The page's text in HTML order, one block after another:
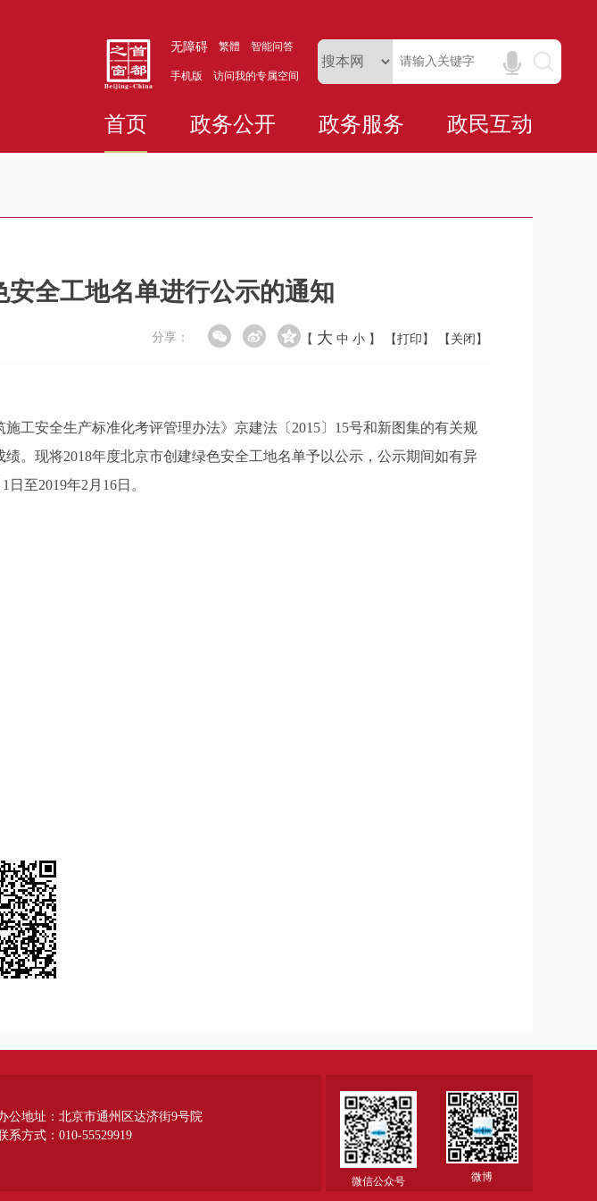
无障碍 繁體 智能问答
手机版 访问我的专属空间
首页 政务公开 政务服务 政民互动
安全工地名单进行公示的通知
分享： 【 大 中 小 】 【打印】 【关闭】
安全生产标准化考评管理办法》京建法〔2015〕15号和新图集的有关规
。现将2018年度北京市创建绿色安全工地名单予以公示，公示期间如有异
至2019年2月16日。
公地址：北京市通州区达济街9号院
系方式：010-55529919
微信公众号 微博